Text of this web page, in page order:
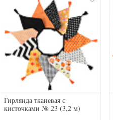
Гирлянда тканевая с
кисточками № 23 (3,2 м)